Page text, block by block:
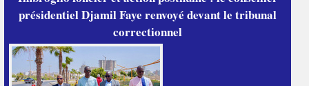
présidentiel Djamil Faye renvoyé devant le tribunal
correctionnel